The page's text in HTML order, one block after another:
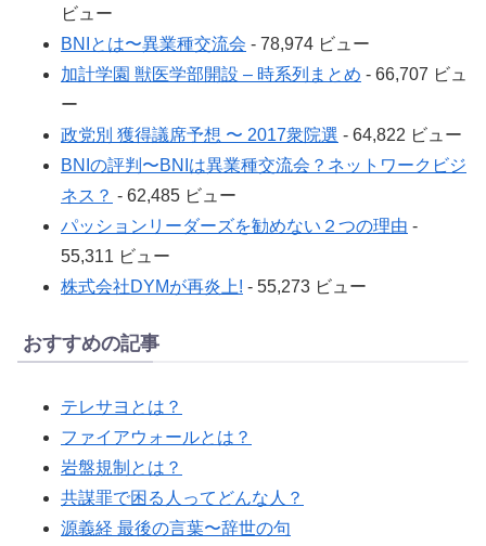
ビュー
BNIとは〜異業種交流会 - 78,974 ビュー
加計学園 獣医学部開設 – 時系列まとめ - 66,707 ビュ
ー
政党別 獲得議席予想 〜 2017衆院選 - 64,822 ビュー
BNIの評判〜BNIは異業種交流会？ネットワークビジ
ネス？ - 62,485 ビュー
パッションリーダーズを勧めない２つの理由 -
55,311 ビュー
株式会社DYMが再炎上! - 55,273 ビュー
おすすめの記事
テレサヨとは？
ファイアウォールとは？
岩盤規制とは？
共謀罪で困る人ってどんな人？
源義経 最後の言葉〜辞世の句